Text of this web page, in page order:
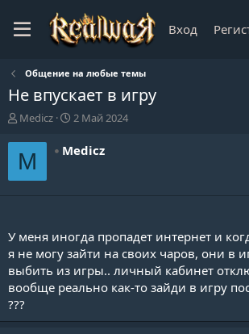
Вход
Общение на любые темы
Не впускает в игру
А
т
о
ы
Medicz
Д
т
л
2 Май 2024
M Medicz
У меня иногда пропадет интернет и
я не могу зайти на своих чаров, они в
выбить из игры.. личный кабинет
вообще реально как-то зайди в игру
???